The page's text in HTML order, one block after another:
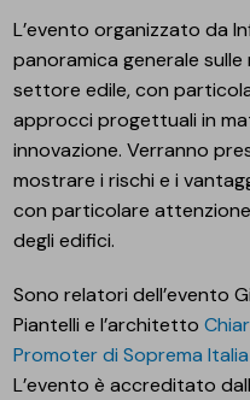
L’evento organizzato da
panoramica generale
settore edile, con
approcci progettuali in
innovazione. Verranno
mostrare i rischi e i
con particolare
degli edifici.
Sono relatori dell’evento
Piantelli e l’architetto
Promoter di Soprema Italia
L’evento è accreditato